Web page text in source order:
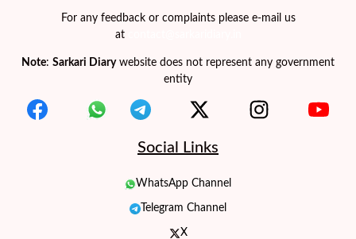
For any feedback or complaints please e-mail us
at
Note: Sarkari Diarywebsite does not represent any government
entity
Social Links
WhatsApp Channel
Telegram Channel
X